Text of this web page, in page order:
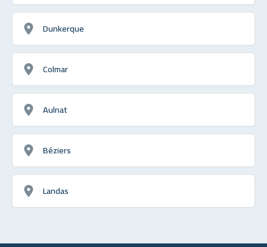
Dunkerque
Colmar
Aulnat
Béziers
Landas